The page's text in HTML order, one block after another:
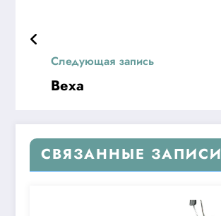
Следующая запись
Веха
СВЯЗАННЫЕ ЗАПИСИ